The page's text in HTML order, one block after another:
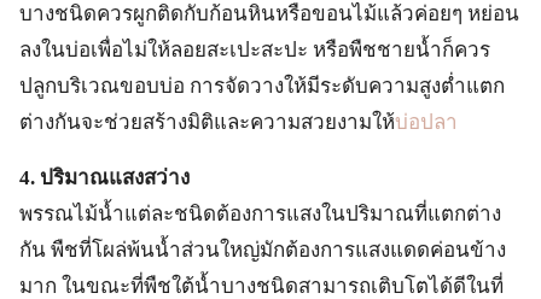
บางชนิดควรผูกติดกับก้อนหินหรือขอนไม้แล้วค่อยๆ หย่อน
ลงในบ่อเพื่อไม่ให้ลอยสะเปะสะปะ หรือพืชชายน้ำก็ควร
ปลูกบริเวณขอบบ่อ การจัดวางให้มีระดับความสูงต่ำแตก
ต่างกันจะช่วยสร้างมิติและความสวยงามให้บ่อปลา
4. ปริมาณแสงสว่าง
พรรณไม้น้ำแต่ละชนิดต้องการแสงในปริมาณที่แตกต่าง
กัน พืชที่โผล่พ้นน้ำส่วนใหญ่มักต้องการแสงแดดค่อนข้าง
มาก ในขณะที่พืชใต้น้ำบางชนิดสามารถเติบโตได้ดีในที่